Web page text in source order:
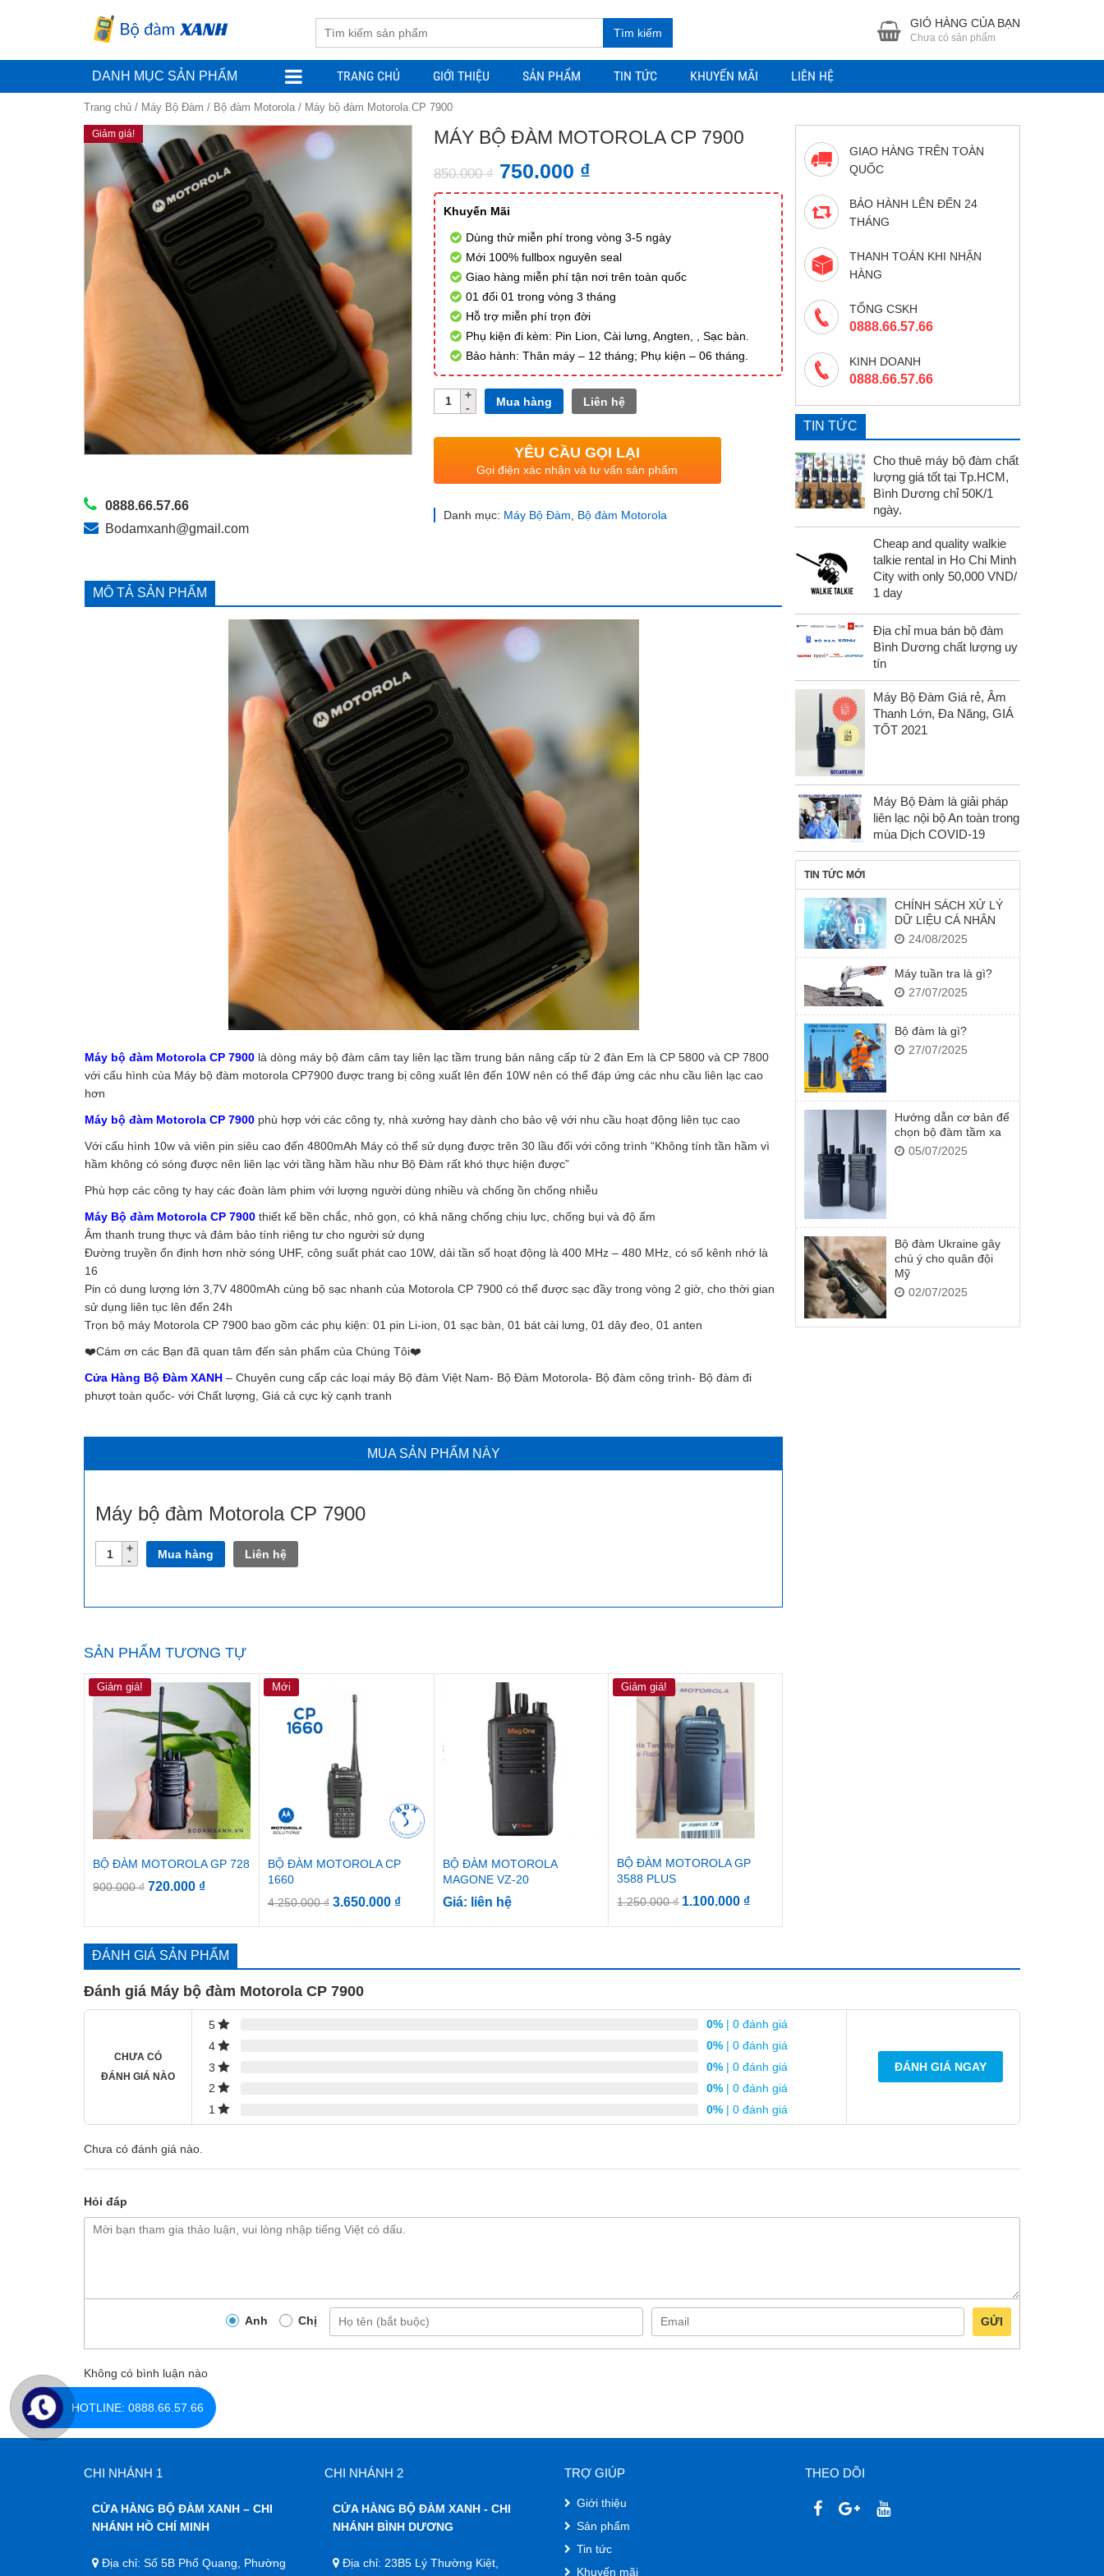
Tìm kiếm
GIỎ HÀNG CỦA BẠN
Chưa có sản phẩm
DANH MỤC SẢN PHẨM TRANG CHỦ GIỚI THIỆU SẢN PHẨM TIN TỨC KHUYẾN MÃI LIÊN HỆ
Trang chủ / Máy Bộ Đàm / Bộ đàm Motorola / Máy bộ đàm Motorola CP 7900
Giảm giá!
0888.66.57.66
Bodamxanh@gmail.com
MÁY BỘ ĐÀM MOTOROLA CP 7900
850.000₫ 750.000 ₫
Khuyến Mãi
Dùng thử miễn phí trong vòng 3-5 ngày
Mới 100% fullbox nguyên seal
Giao hàng miễn phí tận nơi trên toàn quốc
01 đổi 01 trong vòng 3 tháng
Hỗ trợ miễn phí trọn đời
Phụ kiện đi kèm: Pin Lion, Cài lưng, Angten, , Sạc bàn.
Bảo hành: Thân máy – 12 tháng; Phụ kiện – 06 tháng.
Số
lượng
Mua hàng Liên hệ
YÊU CẦU GỌI LẠI
Gọi điện xác nhận và tư vấn sản phẩm
Danh mục: Máy Bộ Đàm Bộ đàm Motorola
MÔ TẢ SẢN PHẨM
Máy bộ đàm Motorola CP 7900 là dòng máy bộ đàm câm tay liên lạc tầm trung bản nâng cấp từ 2 đàn Em là CP 5800 và CP 7800
với cấu hình của Máy bộ đàm motorola CP7900 được trang bị công xuất lên đến 10W nên có thể đáp ứng các nhu cầu liên lạc cao
hơn
Máy bộ đàm Motorola CP 7900 phù hợp với các công ty, nhà xưởng hay dành cho bảo vệ với nhu cầu hoạt động liên tục cao
Với cấu hình 10w và viên pin siêu cao đến 4800mAh Máy có thể sử dụng được trên 30 lầu đối với công trình “Không tính tần hầm vì
hầm không có sóng được nên liên lạc với tầng hầm hầu như Bộ Đàm rất khó thực hiện được”
Phù hợp các công ty hay các đoàn làm phim với lượng người dùng nhiều và chống ồn chống nhiễu
Máy Bộ đàm Motorola CP 7900 thiết kế bền chắc, nhỏ gọn, có khả năng chống chịu lực, chống bụi và độ ẩm
Âm thanh trung thực và đảm bảo tính riêng tư cho người sử dụng
Đường truyền ổn định hơn nhờ sóng UHF, công suất phát cao 10W, dải tần số hoạt động là 400 MHz – 480 MHz, có số kênh nhớ là
16
Pin có dung lượng lớn 3,7V 4800mAh cùng bộ sạc nhanh của Motorola CP 7900 có thể được sạc đầy trong vòng 2 giờ, cho thời gian
sử dụng liên tục lên đến 24h
Trọn bộ máy Motorola CP 7900 bao gồm các phụ kiện: 01 pin Li-ion, 01 sạc bàn, 01 bát cài lưng, 01 dây đeo, 01 anten
❤️️Cám ơn các Bạn đã quan tâm đến sản phẩm của Chúng Tôi❤️️
Cửa Hàng Bộ Đàm XANH – Chuyên cung cấp các loại máy Bộ đàm Việt Nam- Bộ Đàm Motorola- Bộ đàm công trình- Bộ đàm đi
phượt toàn quốc- với Chất lượng, Giá cả cực kỳ cạnh tranh
MUA SẢN PHẨM NÀY
Máy bộ đàm Motorola CP 7900
Số
lượng
Mua hàng Liên hệ
SẢN PHẨM TƯƠNG TỰ
Giảm giá!
BỘ ĐÀM MOTOROLA GP 728
900.000₫ 720.000 ₫
Mới
BỘ ĐÀM MOTOROLA CP
1660
4.250.000₫ 3.650.000 ₫
BỘ ĐÀM MOTOROLA
MAGONE VZ-20
Giá: liên hệ
Giảm giá!
BỘ ĐÀM MOTOROLA GP
3588 PLUS
1.250.000₫ 1.100.000 ₫
GIAO HÀNG TRÊN TOÀN
QUỐC
BẢO HÀNH LÊN ĐẾN 24
THÁNG
THANH TOÁN KHI NHẬN
HÀNG
TỔNG CSKH
0888.66.57.66
KINH DOANH
0888.66.57.66
TIN TỨC
Cho thuê máy bộ đàm chất
lượng giá tốt tại Tp.HCM,
Bình Dương chỉ 50K/1
ngày.
Cheap and quality walkie
talkie rental in Ho Chi Minh
City with only 50,000 VND/
1 day
Địa chỉ mua bán bộ đàm
Bình Dương chất lượng uy
tín
Máy Bộ Đàm Giá rẻ, Âm
Thanh Lớn, Đa Năng, GIÁ
TỐT 2021
Máy Bộ Đàm là giải pháp
liên lạc nội bộ An toàn trong
mùa Dịch COVID-19
TIN TỨC MỚI
CHÍNH SÁCH XỬ LÝ
DỮ LIỆU CÁ NHÂN
24/08/2025
Máy tuần tra là gì?
27/07/2025
Bộ đàm là gì?
27/07/2025
Hướng dẫn cơ bản để
chọn bộ đàm tầm xa
05/07/2025
Bộ đàm Ukraine gây
chú ý cho quân đội
Mỹ
02/07/2025
ĐÁNH GIÁ SẢN PHẨM
Đánh giá Máy bộ đàm Motorola CP 7900
CHƯA CÓ
ĐÁNH GIÁ NÀO
5 0% | 0 đánh giá
4
0% | 0 đánh giá
3
0% | 0 đánh giá
2
0% | 0 đánh giá
1
0% | 0 đánh giá
ĐÁNH GIÁ NGAY
Chưa có đánh giá nào.
Hỏi đáp
Anh Chị GỬI
Không có bình luận nào
CHI NHÁNH 1
CỬA HÀNG BỘ ĐÀM XANH – CHI
NHÁNH HỒ CHÍ MINH
Địa chỉ: Số 5B Phổ Quang, Phường
CHI NHÁNH 2
CỬA HÀNG BỘ ĐÀM XANH - CHI
NHÁNH BÌNH DƯƠNG
Địa chỉ: 23B5 Lý Thường Kiệt,
TRỢ GIÚP
Giới thiệu
Sản phẩm
Tin tức
Khuyến mãi
THEO DÕI
HOTLINE: 0888.66.57.66